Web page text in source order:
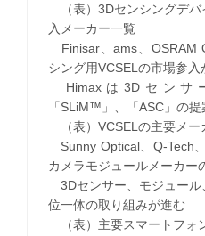
（表）3Dセンシングデバ
入メーカー一覧
Finisar、ams、OSRAM
シング用VCSELの市場参入
Himaxは3Dセンサ
「SLiM™」、「ASC」の提
（表）VCSELの主要メー
Sunny Optical、Q-Tech
カメラモジュールメーカー
3Dセンサー、モジュール
位一体の取り組みが進む
（表）主要スマートフォ